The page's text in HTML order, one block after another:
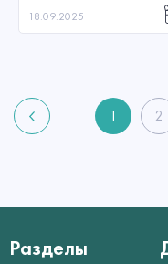
18.09.2025
1 2
Разделы